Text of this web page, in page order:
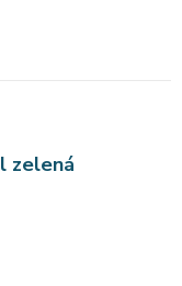
zelená